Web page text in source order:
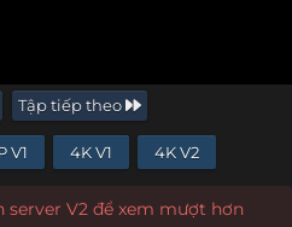
Tập tiếp theo
V1 4K V1 4K V2
server V2 để xem mượt hơn